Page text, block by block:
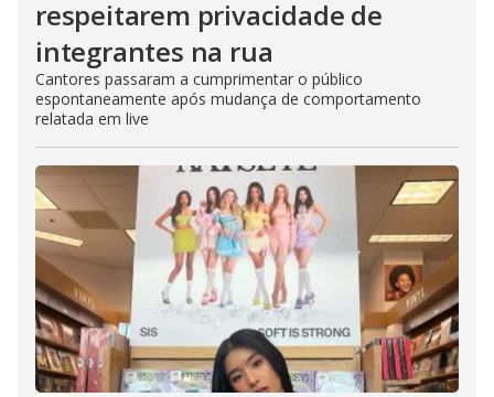
respeitarem privacidade de
integrantes na rua
Cantores passaram a cumprimentar o público
espontaneamente após mudança de comportamento
relatada em live